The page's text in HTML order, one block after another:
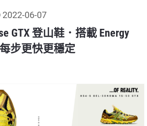
2022-06-07
GTX 登山鞋．搭載 Energy
步更快更穩定